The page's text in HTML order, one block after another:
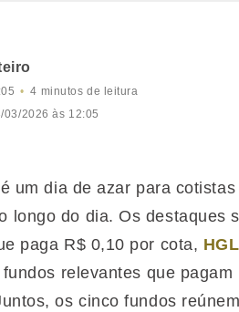
4 minutos de leitura
2026 às 12:05
um dia de azar para
longo do dia. Os destaques
paga R$ 0,10 por cota,
relevantes que
os cinco fundos